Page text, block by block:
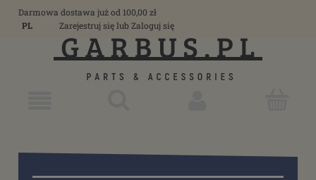
Darmowa dostawa już od 100,00 zł
PL
Zarejestruj sięlub Zaloguj się